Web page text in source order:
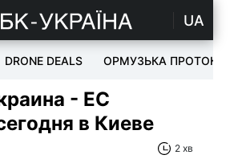
UA
DRONE DEALS ОРМУЗЬКА ПРОТОКА
- ЕС
в Киеве
2 хв